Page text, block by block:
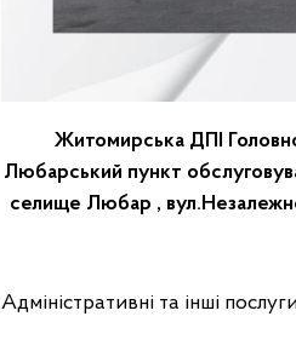
Житомирська ДПІ
Любарський пункт
селище Любар ,
Адміністративні та інші